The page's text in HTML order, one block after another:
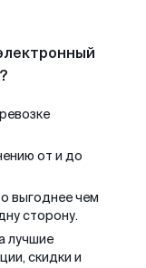
от и до
выгоднее чем
сторону.
лучшие
скидки и